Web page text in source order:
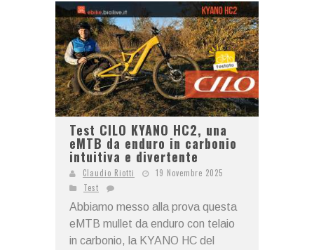
Test CILO KYANO HC2, una
eMTB da enduro in carbonio
intuitiva e divertente
Claudio Riotti
19 Novembre 2025
Test
Abbiamo messo alla prova questa
eMTB mullet da enduro con telaio
in carbonio, la KYANO HC del